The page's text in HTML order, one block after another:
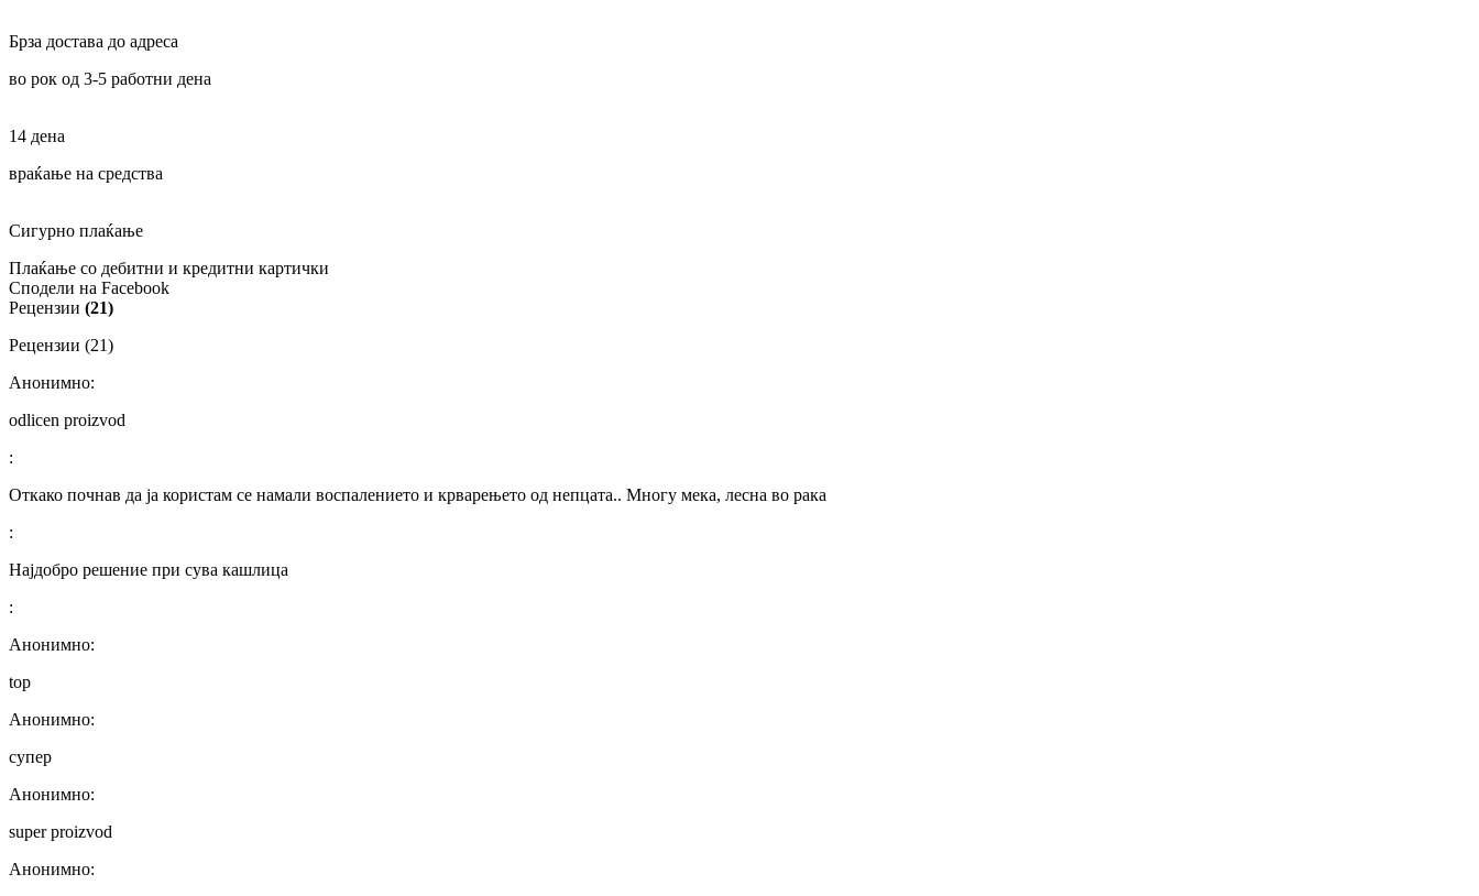
Брза достава до адреса
во рок од 3-5 работни дена
14 дена
враќање на средства
Сигурно плаќање
Плаќање со дебитни и кредитни картички
Сподели на Facebook
Рецензии (21)
Рецензии (21)
Анонимно:
odlicen proizvod
:
Откако почнав да ја користам се намали воспалението и крварењето од непцата.. Многу мека, лесна во рака
:
Најдобро решение при сува кашлица
:
Анонимно:
top
Анонимно:
супер
Анонимно:
super proizvod
Анонимно: